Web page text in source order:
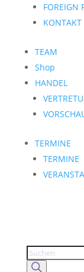
FOREIGN
KONTAKT
TEAM
Shop
HANDEL
TERMINE
TERMINE
Products
search